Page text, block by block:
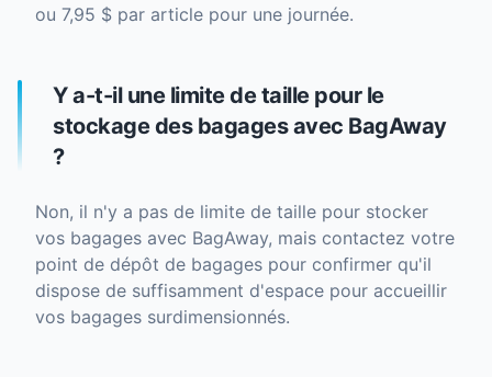
ou 7,95 $ par article pour une journée.
Y a-t-il une limite de taille pour le
stockage des bagages avec BagAway
?
Non, il n'y a pas de limite de taille pour stocker
vos bagages avec BagAway, mais contactez votre
point de dépôt de bagages pour confirmer qu'il
dispose de suffisamment d'espace pour accueillir
vos bagages surdimensionnés.